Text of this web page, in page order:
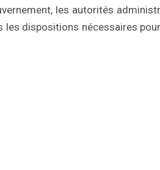
les autorités
les dispositions nécessaires